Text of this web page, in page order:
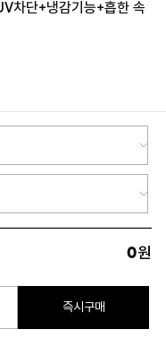
차단+냉감기능+흡한 속
0원
즉시구매